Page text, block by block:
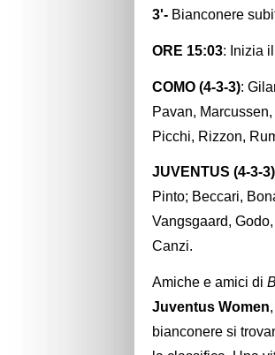
3'- Bianconere
ORE 15:03: Inizia
COMO (4-3-3):
Pavan,
Picchi, Rizzon,
JUVENTUS (4-3-3)
Pinto; Beccari,
Vangsgaard,
Canzi.
Amiche e amici di
Juventus Women
bianconere si